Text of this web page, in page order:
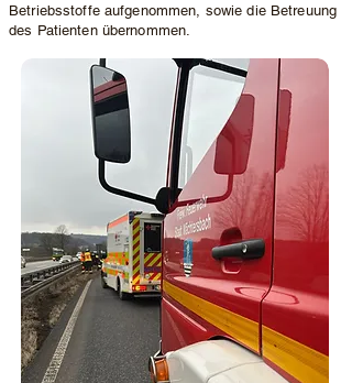
Betriebsstoffe aufgenommen, sowie die Betreuung
des Patienten übernommen.